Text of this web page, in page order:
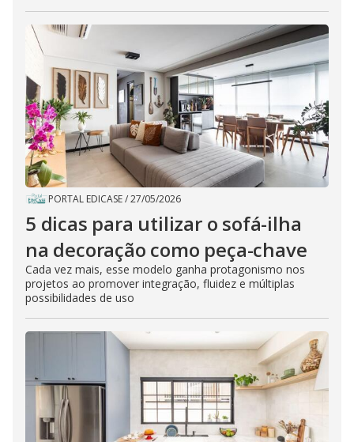
PORTAL EDICASE/27/05/2026
5 dicas para utilizar o sofá-ilha
na decoração como peça-chave
Cada vez mais, esse modelo ganha protagonismo nos
projetos ao promover integração, fluidez e múltiplas
possibilidades de uso